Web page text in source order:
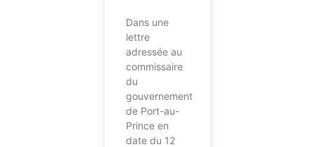
Dans une
lettre
adressée au
commissaire
du
gouvernement
de Port-au-
Prince en
date du 12